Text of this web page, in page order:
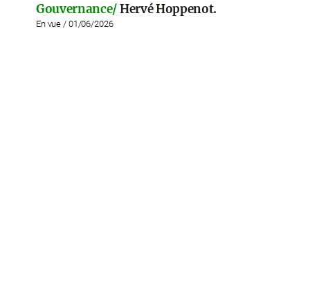
Gouvernance/Hervé Hoppenot.
En vue / 01/06/2026